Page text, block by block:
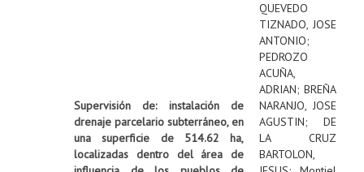
Supervisión de: instalación de
drenaje parcelario subterráneo, en
una superficie de 514.62 ha,
localizadas dentro del área de
QUEVEDO
TIZNADO, JOSE
ANTONIO;
PEDROZO
ACUÑA,
ADRIAN; BREÑA
NARANJO, JOSE
AGUSTIN; DE
LA CRUZ
BARTOLON,